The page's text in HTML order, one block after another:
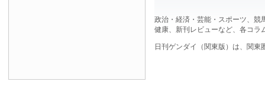
政治・経済・芸能・スポーツ、競
健康、新刊レビューなど、各コラ
日刊ゲンダイ（関東版）は、関